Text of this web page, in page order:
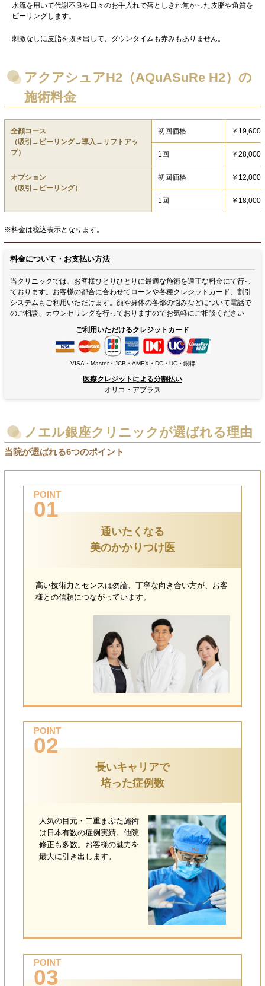
水流を用いて代謝不良や日々のお手入れで落としきれ無かった皮脂や角質を
ピーリングします。
刺激なしに皮脂を抜き出して、ダウンタイムも赤みもありません。
アクアシュアH2（AQuASuRe H2）の
施術料金
全顔コース
（吸引→ピーリング→導入→リフトアッ
プ）
初回価格 ￥19,600
1回 ￥28,000
オプション
（吸引→ピーリング）
初回価格 ￥12,000
1回 ￥18,000
※料金は税込表示となります。
料金について・お支払い方法
当クリニックでは、お客様ひとりひとりに最適な施術を適正な料金にて行っ
ております。お客様の都合に合わせてローンや各種クレジットカード、割引
システムもご利用いただけます。顔や身体の各部の悩みなどについて電話で
のご相談、カウンセリングを行っておりますのでお気軽にご相談ください
ご利用いただけるクレジットカード
VISA・Master・JCB・AMEX・DC・UC・銀聯
医療クレジットによる分割払い
オリコ・アプラス
ノエル銀座クリニックが選ばれる理由
当院が選ばれる6つのポイント
POINT
01
通いたくなる
美のかかりつけ医
高い技術力とセンスは勿論、丁寧な向き合い方が、お客
様との信頼につながっています。
POINT
02
長いキャリアで
培った症例数
人気の目元・二重まぶた施術
は日本有数の症例実績。他院
修正も多数。お客様の魅力を
最大に引き出します。
POINT
03